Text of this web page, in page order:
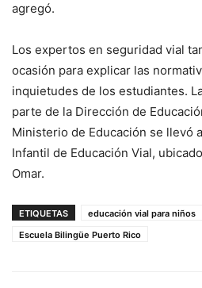
agregó.
Los expertos en seguridad vial
ocasión para explicar las
inquietudes de los estudiantes.
parte de la Dirección de
Ministerio de Educación se llevó
Infantil de Educación Vial,
Omar.
ETIQUETAS
educación vial para niños
Escuela Bilingüe Puerto Rico